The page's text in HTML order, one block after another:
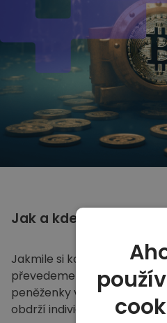
Jak a kde
Jakmile si koupíte na
převedeme do vaší
peněženky v rámci naší
obdrží individuální peněženku.